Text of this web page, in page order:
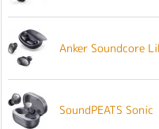
Anker Soundcore
SoundPEATS Sonic